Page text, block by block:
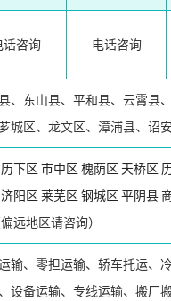
话咨询 电话咨询
、东山县、平和县、云霄县
城区、龙文区、漳浦县、诏
历下区 市中区 槐荫区 天桥区
济阳区 莱芜区 钢城区 平阴县
偏远地区请咨询）
输、零担运输、轿车托运、
设备运输、专线运输、搬厂